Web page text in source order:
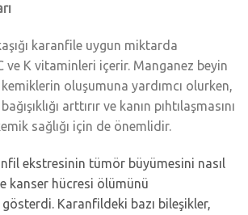
karanfile uygun miktarda
ve K vitaminleri içerir. Manganez beyin
oluşumuna yardımcı olurken,
arttırır ve kanın pıhtılaşmasını
sağlığı için de önemlidir.
ekstresinin tümör büyümesini nasıl
kanser hücresi ölümünü
Karanfildeki bazı bileşikler,